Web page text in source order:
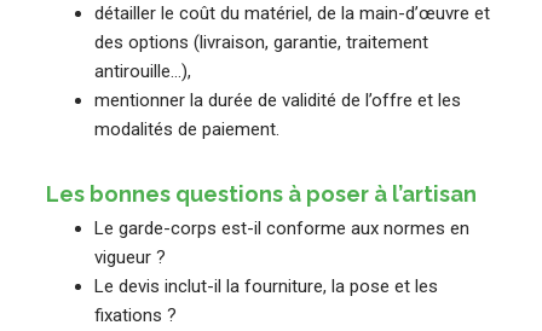
détailler le coût du matériel, de la main-d’œuvre et
des options (livraison, garantie, traitement
antirouille…),
mentionner la durée de validité de l’offre et les
modalités de paiement.
Les bonnes questions à poser à l’artisan
Le garde-corps est-il conforme aux normes en
vigueur ?
Le devis inclut-il la fourniture, la pose et les
fixations ?